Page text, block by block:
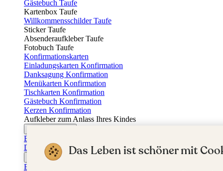
Gästebuch Taufe
Kartenbox Taufe
Willkommensschilder Taufe
Sticker Taufe
Absenderaufkleber Taufe
Fotobuch Taufe
Konfirmationskarten
Einladungskarten Konfirmation
Danksagung Konfirmation
Menükarten Konfirmation
Tischkarten Konfirmation
Gästebuch Konfirmation
Kerzen Konfirmation
Aufkleber zum Anlass Ihres Kindes
Einladungskarten Firmung
Dankeskarten Firmung
Jugendweihekarten
Einladungskarten Jugendweihe
Das Leben ist schöner mit